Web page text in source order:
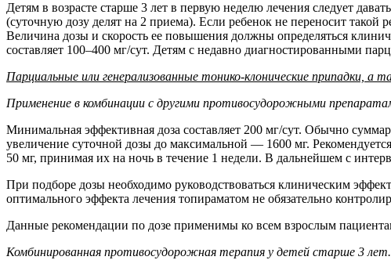
Детям в возрасте старше 3 лет в первую неделю лечения следует
(суточную дозу делят на 2 приема). Если ребенок не переносит
Величина дозы и скорость ее повышения должны определяться
составляет 100–400 мг/сут. Детям с недавно диагностированными
Парциальные или генерализованные тонико-клонические припадки,
Применение в комбинации с другими противосудорожными
Минимальная эффективная доза составляет 200 мг/сут. Обычно
увеличение суточной дозы до максимальной — 1600 мг.
50 мг, принимая их на ночь в течение 1 недели. В дальнейшем с
При подборе дозы необходимо руководствоваться клиническим
оптимального эффекта лечения топираматом не обязательно
Данные рекомендации по дозе применимы ко всем взрослым
Комбинированная противосудорожная терапия у детей старше 3 лет.